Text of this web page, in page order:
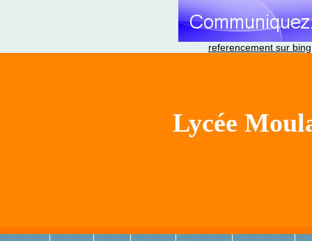
referencement sur bing
Lycée